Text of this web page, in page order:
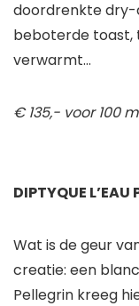
doordrenkte dry-
beboterde toast,
verwarmt…
€ 135,- voor 100
DIPTYQUE L’EAU
Wat is de geur
creatie: een
Pellegrin kreeg